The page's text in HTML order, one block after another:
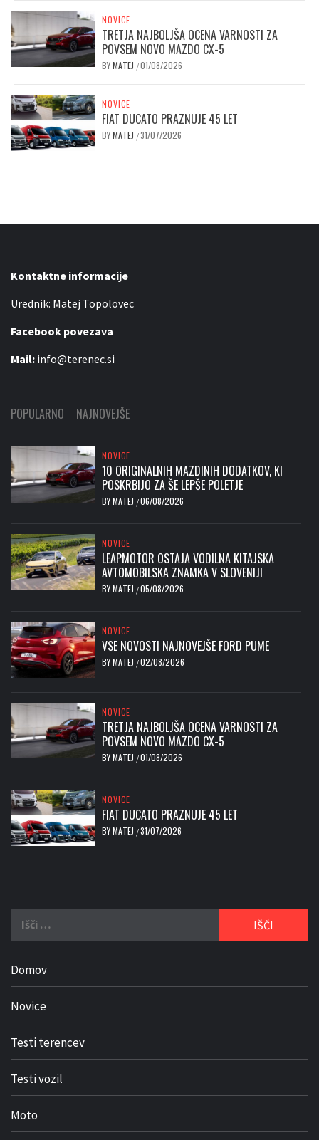
NOVICE
TRETJA NAJBOLJŠA OCENA VARNOSTI ZA
POVSEM NOVO MAZDO CX-5
BYMATEJ /01/08/2026
NOVICE
FIAT DUCATO PRAZNUJE 45 LET
BYMATEJ /31/07/2026
Kontaktne informacije
Urednik: Matej Topolovec
Facebook povezava
Mail: info@terenec.si
POPULARNO NAJNOVEJŠE
NOVICE
10 ORIGINALNIH MAZDINIH DODATKOV, KI
POSKRBIJO ZA ŠE LEPŠE POLETJE
BYMATEJ /06/08/2026
NOVICE
LEAPMOTOR OSTAJA VODILNA KITAJSKA
AVTOMOBILSKA ZNAMKA V SLOVENIJI
BYMATEJ /05/08/2026
NOVICE
VSE NOVOSTI NAJNOVEJŠE FORD PUME
BYMATEJ /02/08/2026
NOVICE
TRETJA NAJBOLJŠA OCENA VARNOSTI ZA
POVSEM NOVO MAZDO CX-5
BYMATEJ /01/08/2026
NOVICE
FIAT DUCATO PRAZNUJE 45 LET
BYMATEJ /31/07/2026
Išči:
Domov
Novice
Testi terencev
Testi vozil
Moto